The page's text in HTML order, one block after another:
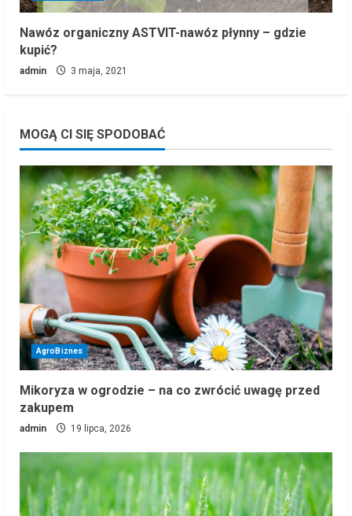
Nawóz organiczny ASTVIT-nawóz płynny – gdzie
kupić?
admin 3 maja, 2021
MOGĄ CI SIĘ SPODOBAĆ
AgroBiznes
Mikoryza w ogrodzie – na co zwrócić uwagę przed
zakupem
admin 19 lipca, 2026